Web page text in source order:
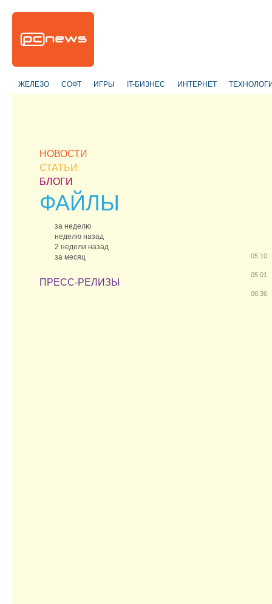
ЖЕЛЕЗО СОФТ ИГРЫ IT-БИЗНЕС ИНТЕРНЕТ
НОВОСТИ
СТАТЬИ
БЛОГИ
ФАЙЛЫ
за неделю
неделю назад
2 недели назад
за месяц
ПРЕСС-РЕЛИЗЫ
05:10
05:01
06:36